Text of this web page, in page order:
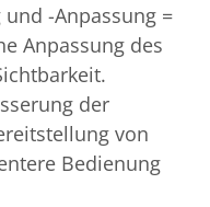
-Anpassung =
Anpassung des
der
von
Bedienung